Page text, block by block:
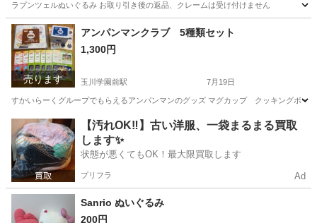
ラプンツェルぬいぐるみ お取り引き後の返品、クレームは受け付けません
東京 町田市 玉川学園前駅 おもちゃ ラプンツェル
売ります
アンパンマンクラブ 5種類セット
1,300円
玉川学園前駅 7月19日
すかいらーくグループでもらえるアンパンマンのグッズ マグカップ クッキングボ
東京 町田市 玉川学園前駅 その他 アンパンマン
【汚れOK‼️】古い洋服、一袋まるまる買取
します✨
状態が悪くてもOK！最大限買取します
プリフラ Ad
Sanrio ぬいぐるみ
200円